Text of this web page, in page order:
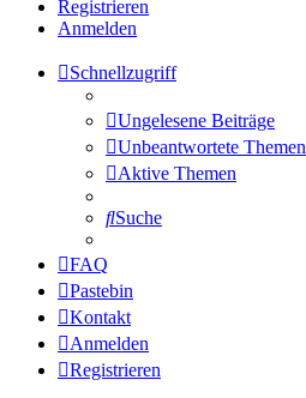
Registrieren
Anmelden
Schnellzugriff
Ungelesene Beiträge
Unbeantwortete Themen
Aktive Themen
Suche
FAQ
Pastebin
Kontakt
Anmelden
Registrieren